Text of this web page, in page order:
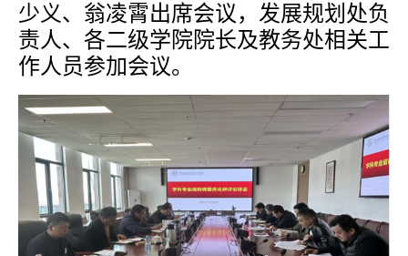
少义、翁凌霄出席会议 ， 发展规划处负
责人、 各二级学院院长及教务处相关工
作人员参加会议。